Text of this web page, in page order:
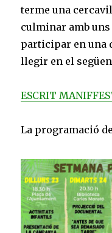
terme una
culminar amb uns
participar en una
llegir en el
ESCRIT
La programació